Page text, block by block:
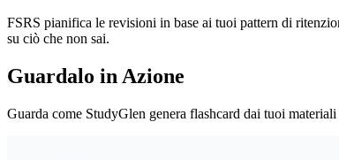
FSRS pianifica le revisioni in base ai tuoi pattern di
su ciò che non sai.
Guardalo in Azione
Guarda come StudyGlen genera flashcard dai tuoi